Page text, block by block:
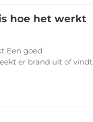
hoe het werkt
Een goed
er brand uit of vindt